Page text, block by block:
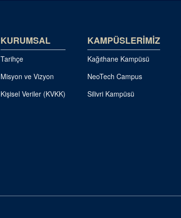
KURUMSAL
Tarihçe
Misyon ve Vizyon
Kişisel Veriler (KVKK)
KAMPÜSLERİMİZ
Kağıthane Kampüsü
NeoTech Campus
Silivri Kampüsü